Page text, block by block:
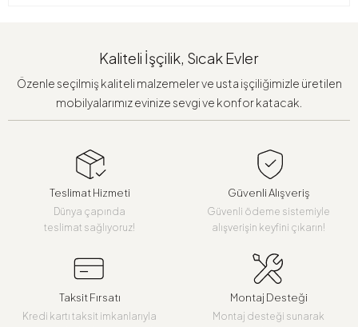
Kaliteli İşçilik, Sıcak Evler
Özenle seçilmiş kaliteli malzemeler ve usta işçiliğimizle üretilen
mobilyalarımız evinize sevgi ve konfor katacak.
Teslimat Hizmeti
Dünya çapında
teslimat sağlıyoruz!
Güvenli Alışveriş
Güvenli ödeme sistemiyle
alışverişin keyfini çıkarın!
Taksit Fırsatı
Kredi kartı taksit imkanlarıyla
Montaj Desteği
Montaj desteği sunarak